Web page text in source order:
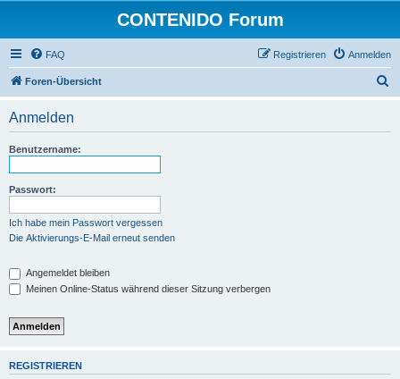
CONTENIDO Forum
FAQ Anmelden
Registrieren
Foren-Übersicht
Anmelden
Benutzername:
Passwort:
Ich habe mein Passwort vergessen
Die Aktivierungs-E-Mail erneut senden
Angemeldet bleiben
Meinen Online-Status während dieser Sitzung verbergen
REGISTRIEREN